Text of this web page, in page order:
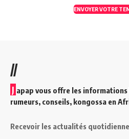
ENVOYER VOTRE
//
J apap vous offre les informations
rumeurs, conseils, kongossa en
Recevoir les actualités